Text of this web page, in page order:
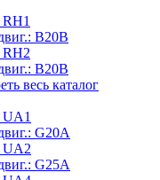
RH1
B20B
RH2
B20B
весь каталог
UA1
G20A
UA2
G25A